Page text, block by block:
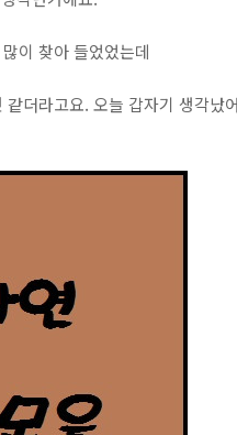
이 찾아 들었었는데
더라고요. 오늘 갑자기 생각났